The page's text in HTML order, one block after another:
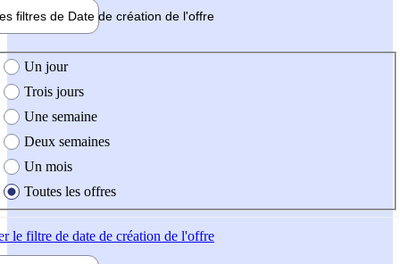
filtres de Date de création de l'offre
création de l'offre
Un jour
Trois jours
Une semaine
Deux semaines
Un mois
Toutes les offres
le filtre de date de création de l'offre